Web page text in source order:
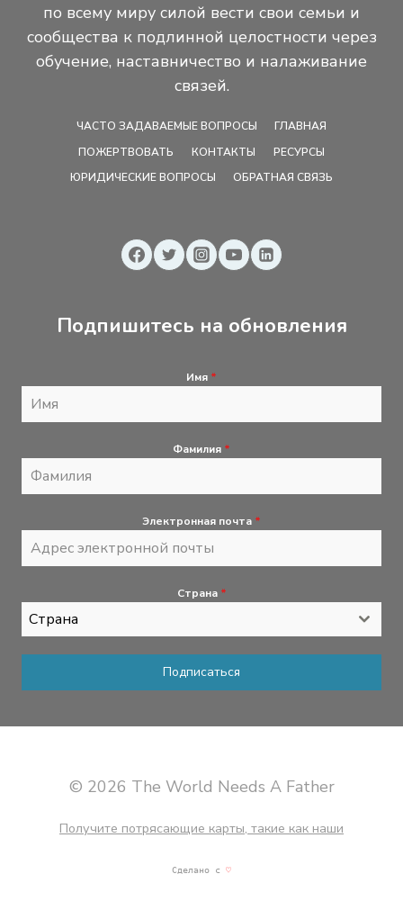
по всему миру силой вести свои семьи и
сообщества к подлинной целостности через
обучение, наставничество и налаживание
связей.
ЧАСТО ЗАДАВАЕМЫЕ ВОПРОСЫ
ГЛАВНАЯ
ПОЖЕРТВОВАТЬ
КОНТАКТЫ
РЕСУРСЫ
ЮРИДИЧЕСКИЕ ВОПРОСЫ
ОБРАТНАЯ СВЯЗЬ
Подпишитесь на обновления
Имя *
Фамилия *
Электронная почта *
Страна *
Страна
Подписаться
© 2026 The World Needs A Father
Получите потрясающие карты, такие как наши
Сделано с ♡